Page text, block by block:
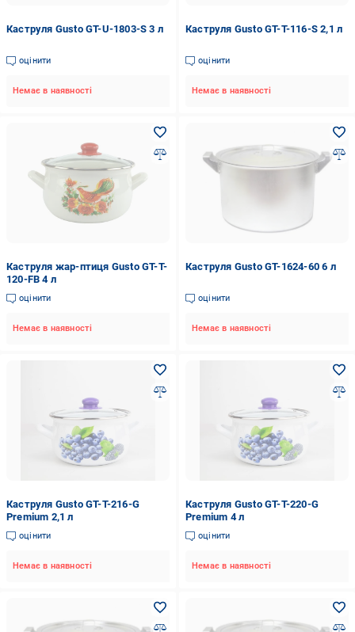
Каструля Gusto GT-U-1803-S 3 л
оцінити
Немає в наявності
Каструля Gusto GT-T-116-S 2,1 л
оцінити
Немає в наявності
Каструля жар-птиця Gusto GT-T-
120-FB 4 л
оцінити
Немає в наявності
Каструля Gusto GT-1624-60 6 л
оцінити
Немає в наявності
Каструля Gusto GT-T-216-G
Premium 2,1 л
оцінити
Немає в наявності
Каструля Gusto GT-T-220-G
Premium 4 л
оцінити
Немає в наявності